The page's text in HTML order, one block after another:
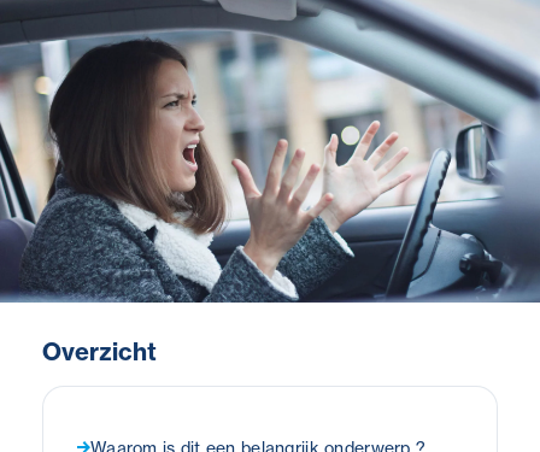
Overzicht
Waarom is dit een belangrijk onderwerp ?